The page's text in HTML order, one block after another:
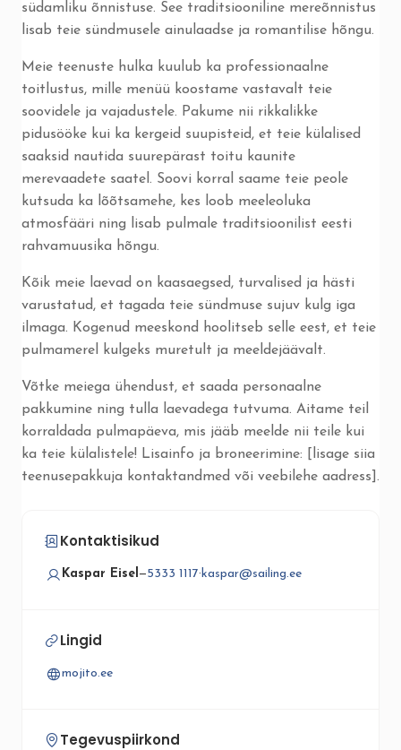
südamliku õnnistuse. See traditsiooniline mereõnnistus
lisab teie sündmusele ainulaadse ja romantilise hõngu.
Meie teenuste hulka kuulub ka professionaalne
toitlustus, mille menüü koostame vastavalt teie
soovidele ja vajadustele. Pakume nii rikkalikke
pidusööke kui ka kergeid suupisteid, et teie külalised
saaksid nautida suurepärast toitu kaunite
merevaadete saatel. Soovi korral saame teie peole
kutsuda ka lõõtsamehe, kes loob meeleoluka
atmosfääri ning lisab pulmale traditsioonilist eesti
rahvamuusika hõngu.
Kõik meie laevad on kaasaegsed, turvalised ja hästi
varustatud, et tagada teie sündmuse sujuv kulg iga
ilmaga. Kogenud meeskond hoolitseb selle eest, et teie
pulmamerel kulgeks muretult ja meeldejäävalt.
Võtke meiega ühendust, et saada personaalne
pakkumine ning tulla laevadega tutvuma. Aitame teil
korraldada pulmapäeva, mis jääb meelde nii teile kui
ka teie külalistele! Lisainfo ja broneerimine: [lisage siia
teenusepakkuja kontaktandmed või veebilehe aadress].
Kontaktisikud
Kaspar Eisel—5333 1117·kaspar@sailing.ee
Lingid
mojito.ee
Tegevuspiirkond